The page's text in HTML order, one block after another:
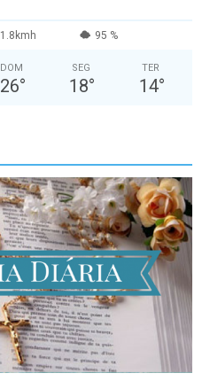
1.8kmh 95 %
DOM
26°
SEG
18°
TER
14°